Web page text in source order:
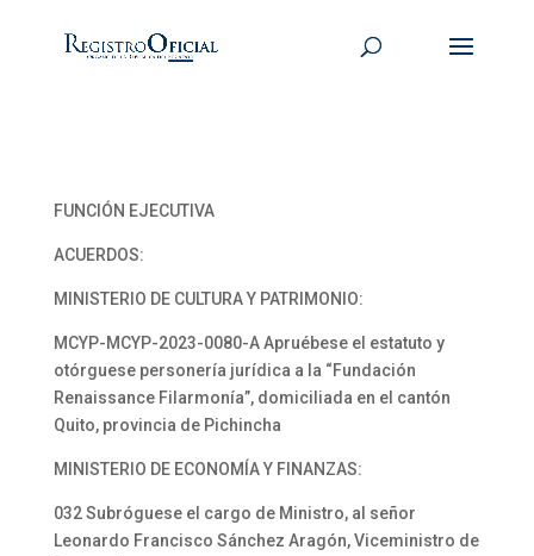
FUNCIÓN EJECUTIVA
ACUERDOS:
MINISTERIO DE CULTURA Y PATRIMONIO:
MCYP-MCYP-2023-0080-A Apruébese el estatuto y
otórguese personería jurídica a la “Fundación
Renaissance Filarmonía”, domiciliada en el cantón
Quito, provincia de Pichincha
MINISTERIO DE ECONOMÍA Y FINANZAS:
032 Subróguese el cargo de Ministro, al señor
Leonardo Francisco Sánchez Aragón, Viceministro de